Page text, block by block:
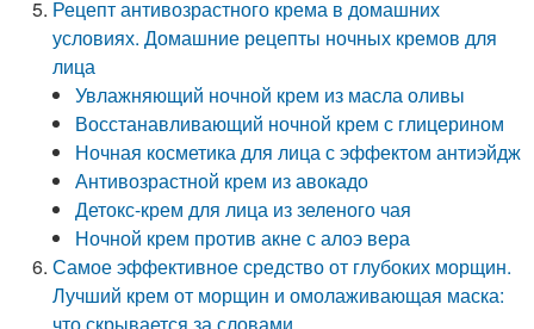
Рецепт антивозрастного крема в домашних
условиях. Домашние рецепты ночных кремов для
лица
Увлажняющий ночной крем из масла оливы
Восстанавливающий ночной крем с глицерином
Ночная косметика для лица с эффектом антиэйдж
Антивозрастной крем из авокадо
Детокс-крем для лица из зеленого чая
Ночной крем против акне с алоэ вера
Самое эффективное средство от глубоких морщин.
Лучший крем от морщин и омолаживающая маска: